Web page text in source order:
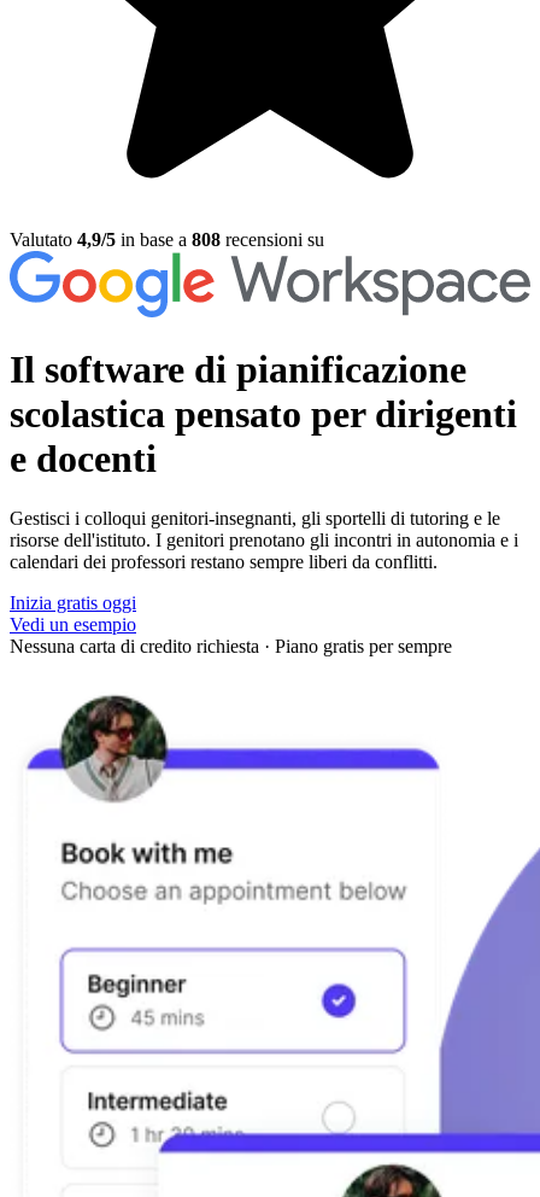
Valutato 4,9/5 in base a 808 recensioni su
Il software di pianificazione
scolastica pensato per dirigenti
e docenti
Gestisci i colloqui genitori-insegnanti, gli sportelli di tutoring e le
risorse dell'istituto. I genitori prenotano gli incontri in autonomia e i
calendari dei professori restano sempre liberi da conflitti.
Inizia gratis oggi
Vedi un esempio
Nessuna carta di credito richiesta · Piano gratis per sempre